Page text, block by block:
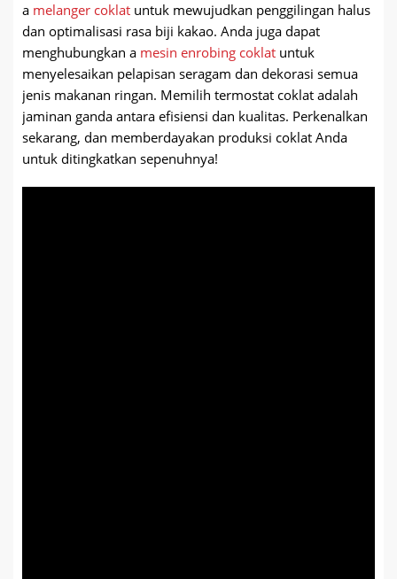
a melanger coklat untuk mewujudkan penggilingan halus
dan optimalisasi rasa biji kakao. Anda juga dapat
menghubungkan a mesin enrobing coklat untuk
menyelesaikan pelapisan seragam dan dekorasi semua
jenis makanan ringan. Memilih termostat coklat adalah
jaminan ganda antara efisiensi dan kualitas. Perkenalkan
sekarang, dan memberdayakan produksi coklat Anda
untuk ditingkatkan sepenuhnya!